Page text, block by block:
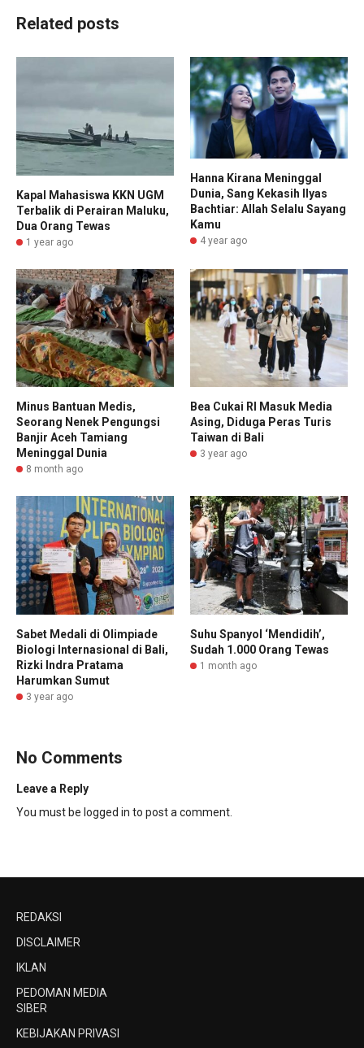
Related posts
Kapal Mahasiswa KKN UGM
Terbalik di Perairan Maluku,
Dua Orang Tewas
1 year ago
Hanna Kirana Meninggal
Dunia, Sang Kekasih Ilyas
Bachtiar: Allah Selalu Sayang
Kamu
4 year ago
Minus Bantuan Medis,
Seorang Nenek Pengungsi
Banjir Aceh Tamiang
Meninggal Dunia
8 month ago
Bea Cukai RI Masuk Media
Asing, Diduga Peras Turis
Taiwan di Bali
3 year ago
Sabet Medali di Olimpiade
Biologi Internasional di Bali,
Rizki Indra Pratama
Harumkan Sumut
3 year ago
Suhu Spanyol ‘Mendidih’,
Sudah 1.000 Orang Tewas
1 month ago
No Comments
Leave a Reply
You must be logged in to post a comment.
REDAKSI
DISCLAIMER
IKLAN
PEDOMAN MEDIA
SIBER
KEBIJAKAN PRIVASI